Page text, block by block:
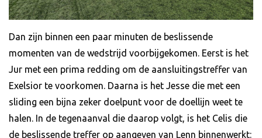
Dan zijn binnen een paar minuten de beslissende
momenten van de wedstrijd voorbijgekomen. Eerst is het
Jur met een prima redding om de aansluitingstreffer van
Exelsior te voorkomen. Daarna is het Jesse die met een
sliding een bijna zeker doelpunt voor de doellijn weet te
halen. In de tegenaanval die daarop volgt, is het Celis die
de beslissende treffer op aangeven van Lenn binnenwerkt: